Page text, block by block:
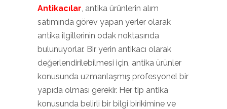
Antikacılar, antika ürünlerin alım
satımında görev yapan yerler olarak
antika ilgillerinin odak noktasında
bulunuyorlar. Bir yerin antikacı olarak
değerlendirilebilmesi için, antika ürünler
konusunda uzmanlaşmış profesyonel bir
yapıda olması gerekir. Her tip antika
konusunda belirli bir bilgi birikimine ve